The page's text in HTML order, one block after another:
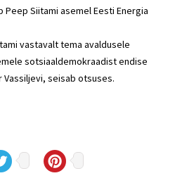
Peep Siitami asemel Eesti Energia
vastavalt tema avaldusele
sotsiaaldemokraadist endise
seisab otsuses.